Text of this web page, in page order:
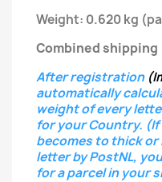
Weight: 0.620 kg
Combined shipping
After registration
automatically
weight of every
for your Country.
becomes to thick
letterby PostNL,
for a parcel in your